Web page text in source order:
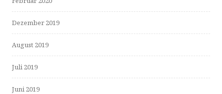
Dezember 2019
August 2019
Juli 2019
Juni 2019